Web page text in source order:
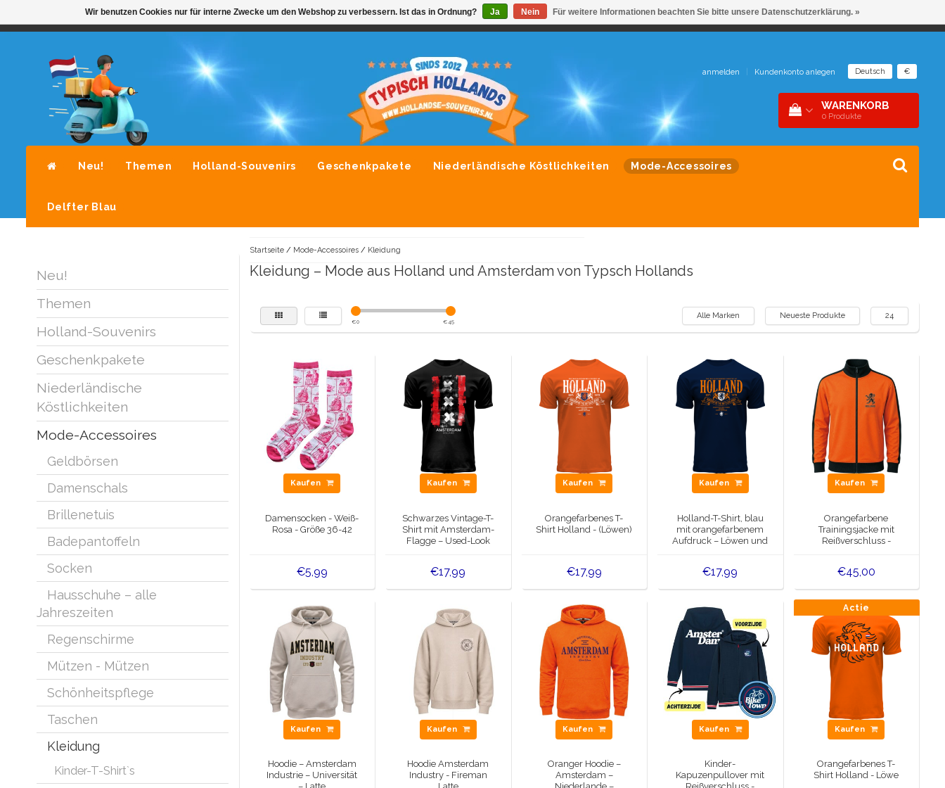
STANDAARD LEVERING DOOR POST-NL AVONDLEVERING MOGELIJK ALLE MERKEN SOUVENIRS ONDER 1 DAK SNEL CONTACT 0229-745390
anmelden Kundenkonto anlegen Deutsch €
WARENKORB
0 Produkte
Neu! Themen Holland-Souvenirs Geschenkpakete Niederländische Köstlichkeiten Mode-Accessoires
Delfter Blau
Neu!
Themen
Holland-Souvenirs
Geschenkpakete
Niederländische
Köstlichkeiten
Mode-Accessoires
Geldbörsen
Damenschals
Brillenetuis
Badepantoffeln
Socken
Hausschuhe – alle
Jahreszeiten
Regenschirme
Mützen - Mützen
Schönheitspflege
Taschen
Kleidung
Kinder-T-Shirt`s
Startseite/ Mode-Accessoires / Kleidung
Kleidung – Mode aus Holland und Amsterdam von Typsch Hollands
€0 €45
Alle Marken Neueste Produkte 24
Kaufen
Damensocken - Weiß-
Rosa - Größe 36-42
€5,99
Kaufen
Schwarzes Vintage-T-
Shirt mit Amsterdam-
Flagge – Used-Look
€17,99
Kaufen
Orangefarbenes T-
Shirt Holland - (Löwen)
€17,99
Kaufen
Holland-T-Shirt, blau
mit orangefarbenem
Aufdruck – Löwen und
€17,99
Kaufen
Orangefarbene
Trainingsjacke mit
Reißverschluss -
€45,00
Kaufen
Hoodie – Amsterdam
Industrie – Universität
Kaufen
Hoodie Amsterdam
Industry - Fireman
Kaufen
Oranger Hoodie –
Amsterdam –
Kaufen
Kinder-
Kapuzenpullover mit
Actie
Kaufen
Orangefarbenes T-
Shirt Holland - Löwe
Wir benutzen Cookies nur für interne Zwecke um den Webshop zu verbessern. Ist das in Ordnung? Ja Nein Für weitere Informationen beachten Sie bitte unsere Datenschutzerklärung. »